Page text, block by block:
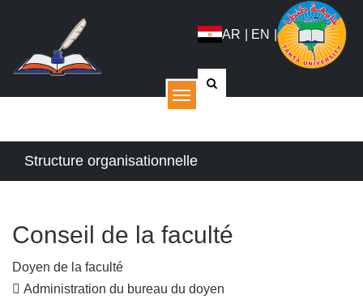
AR EN |
القائمة
Structure organisationnelle
Conseil de la faculté
Doyen de la faculté
 Administration du bureau du doyen